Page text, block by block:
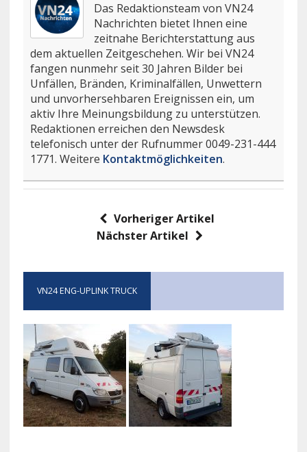
Das Redaktionsteam von VN24
Nachrichten bietet Ihnen eine
zeitnahe Berichterstattung aus
dem aktuellen Zeitgeschehen. Wir bei VN24
fangen nunmehr seit 30 Jahren Bilder bei
Unfällen, Bränden, Kriminalfällen, Unwettern
und unvorhersehbaren Ereignissen ein, um
aktiv Ihre Meinungsbildung zu unterstützen.
Redaktionen erreichen den Newsdesk
telefonisch unter der Rufnummer 0049-231-444
1771. Weitere Kontaktmöglichkeiten.
Vorheriger Artikel
Nächster Artikel
VN24 ENG-UPLINK TRUCK